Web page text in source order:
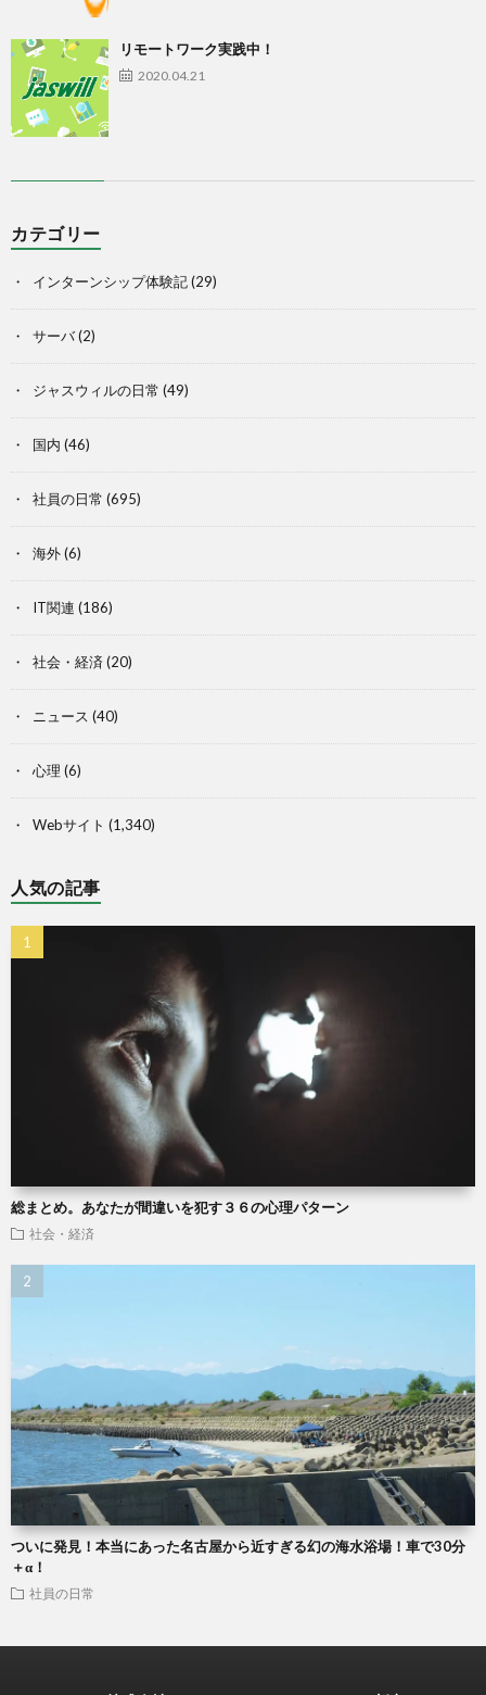
リモートワーク実践中！
2020.04.21
カテゴリー
インターンシップ体験記(29)
サーバ(2)
ジャスウィルの日常 (49)
国内 (46)
社員の日常 (695)
海外(6)
IT関連 (186)
社会・経済 (20)
ニュース (40)
心理 (6)
Webサイト (1,340)
人気の記事
総まとめ。あなたが間違いを犯す３６の心理パターン
社会・経済
ついに発見！本当にあった名古屋から近すぎる幻の海水浴場！車で30分
＋α！
社員の日常